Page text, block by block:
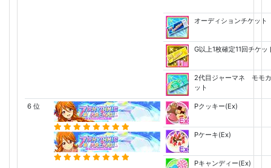
オーディションチケット
G以上1枚確定11回チケッ
2代目ジャーマネ モモ
ット
6 位 Pクッキー(Ex)
Pケーキ(Ex)
Pキャンディー(Ex)